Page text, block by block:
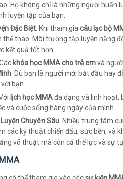
Họ không chỉ là những người huấn
luyện tập của bạn.
Đặc Biệt: Khi tham gia câu lạc bộ
thể thao. Môi trường tập luyện năng
kết quả tốt hơn.
khóa học MMA cho trẻ emvà
. Dù bạn là người mới bắt đầu hay
bạn.
lịch học MMAđa dạng và linh hoạt,
và cuộc sống hàng ngày của mình.
Chuyên Sâu: Nhiều trung tâm
các kỹ thuật chiến đấu, sức bền, và
võ thuật mà còn cả thể lực và sự